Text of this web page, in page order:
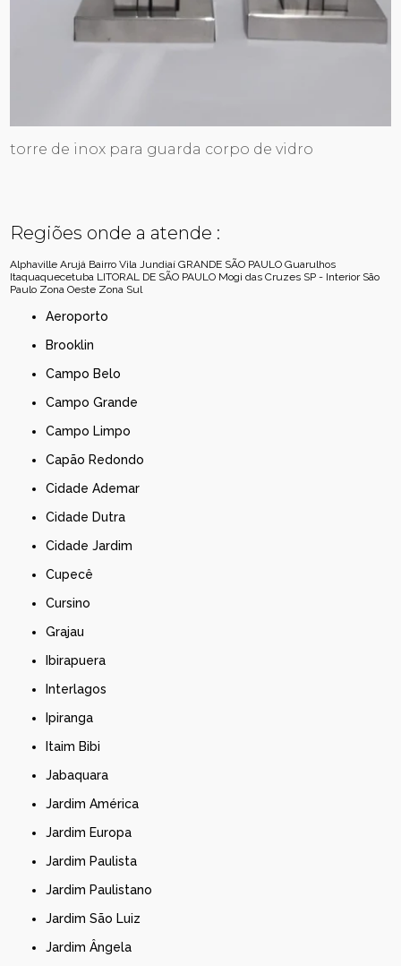
torre de inox para guarda corpo de vidro
Regiões onde a atende :
Alphaville Arujá Bairro Vila Jundiaí GRANDE SÃO PAULO Guarulhos
Itaquaquecetuba LITORAL DE SÃO PAULO Mogi das Cruzes SP - Interior São
Paulo Zona Oeste Zona Sul
Aeroporto
Brooklin
Campo Belo
Campo Grande
Campo Limpo
Capão Redondo
Cidade Ademar
Cidade Dutra
Cidade Jardim
Cupecê
Cursino
Grajau
Ibirapuera
Interlagos
Ipiranga
Itaim Bibi
Jabaquara
Jardim América
Jardim Europa
Jardim Paulista
Jardim Paulistano
Jardim São Luiz
Jardim Ângela